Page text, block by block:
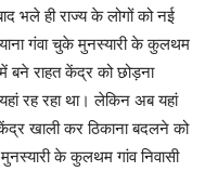
भले ही राज्य के लोगों को नई
गंवा चुके मुनस्यारी के कुलथम
बने राहत केंद्र को छोड़ना
रह रहा था। लेकिन अब यहां
खाली कर ठिकाना बदलने को
के कुलथम गांव निवासी